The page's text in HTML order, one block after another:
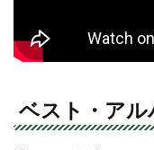
ベスト・アル